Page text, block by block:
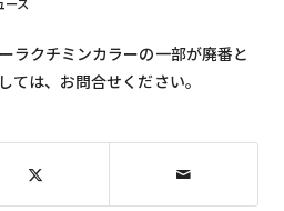
ラクチミンカラーの一部が廃番と
ては、お問合せください。